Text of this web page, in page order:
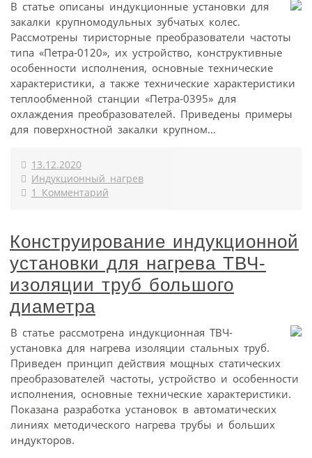
В статье описаны индукционные установки для
закалки крупномодульных зубчатых колес.
Рассмотрены тиристорные преобразователи частоты
типа «Петра-0120», их устройство, конструктивные
особенности исполнения, основные технические
характеристики, а также технические характеристики
теплообменной станции «Петра-0395» для
охлаждения преобразователей. Приведены примеры
для поверхностной закалки крупном...
13.12.2020
Индукционный нагрев
1 Комментарий
Конструирование индукционной
установки для нагрева ТВЧ-
изоляции труб большого
диаметра
В статье рассмотрена индукционная ТВЧ-
установка для нагрева изоляции стальных труб.
Приведен принцип действия мощных статических
преобразователей частоты, устройство и особенности
исполнения, основные технические характеристики.
Показана разработка установок в автоматических
линиях методического нагрева трубы и больших
индукторов.